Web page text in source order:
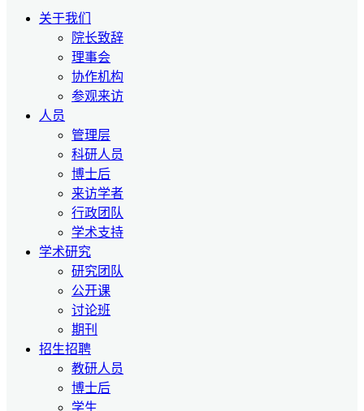
关于我们
院长致辞
理事会
协作机构
参观来访
人员
管理层
科研人员
博士后
来访学者
行政团队
学术支持
学术研究
研究团队
公开课
讨论班
期刊
招生招聘
教研人员
博士后
学生